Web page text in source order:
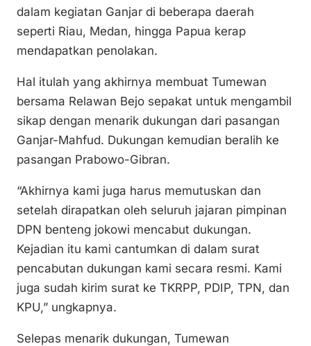
dalam kegiatan Ganjar di beberapa daerah
seperti Riau, Medan, hingga Papua kerap
mendapatkan penolakan.
Hal itulah yang akhirnya membuat Tumewan
bersama Relawan Bejo sepakat untuk mengambil
sikap dengan menarik dukungan dari pasangan
Ganjar-Mahfud. Dukungan kemudian beralih ke
pasangan Prabowo-Gibran.
“Akhirnya kami juga harus memutuskan dan
setelah dirapatkan oleh seluruh jajaran pimpinan
DPN benteng jokowi mencabut dukungan.
Kejadian itu kami cantumkan di dalam surat
pencabutan dukungan kami secara resmi. Kami
juga sudah kirim surat ke TKRPP, PDIP, TPN, dan
KPU,” ungkapnya.
Selepas menarik dukungan, Tumewan